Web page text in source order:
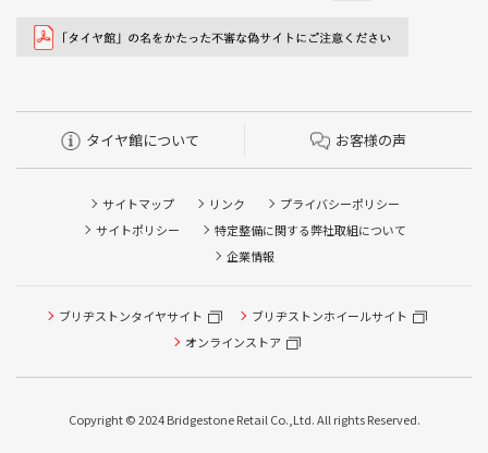
タイヤ館について お客様の声
サイトマップ リンク
プライバシーポリシー
サイトポリシー
特定整備に関する弊社取組について
企業情報
ブリヂストンタイヤサイト
ブリヂストンホイールサイト
オンラインストア
Copyright © 2024 Bridgestone Retail Co.,Ltd. All rights Reserved.
タイヤ点検・安全点検/タイヤ履き替え/オイル交換/その他
ピット作業の予約
本日のタイヤ履き替え順番待ち予約 ※クローク契約会員の